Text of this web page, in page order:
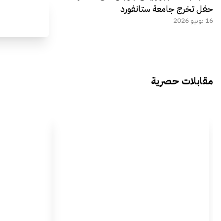
حفل تخرج جامعة ستانفورد
16 يونيو 2026
مقابلات حصرية